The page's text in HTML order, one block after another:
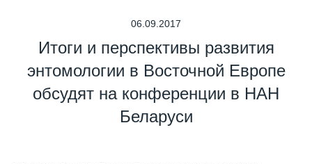
06.09.2017
Итоги и перспективы развития
энтомологии в Восточной Европе
обсудят на конференции в НАН
Беларуси